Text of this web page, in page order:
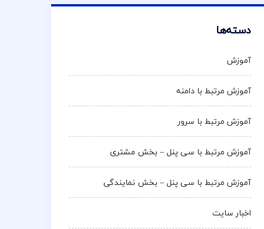
دسته‌ها
آموزش
آموزش مرتبط با دامنه
آموزش مرتبط با سرور
آموزش مرتبط با سی پنل – بخش مشتری
آموزش مرتبط با سی پنل – بخش نمایندگی
اخبار سایت